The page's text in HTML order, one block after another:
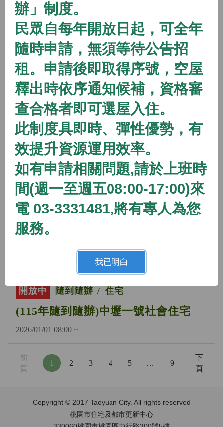
開放中 隨到隨辦
(115年隨到隨辦)八德二號社會住宅
2026/01/01 08:00 ~
開放中 隨到隨辦 住宅
(115年隨到隨辦)八德三號社會住宅
2026/01/01 08:00 ~
開放中 隨到隨辦 住宅
(115年隨到隨辦)蘆竹一號社會住宅
2026/01/01 08:00 ~
開放中
開放中 隨到隨辦 住宅
(115年隨到隨辦)中壢一號社會住宅
2026/01/01 08:00 ~
前
頁
1 2 3 4 5 … 9
下
頁
Copyright © 2017 Taoyuan City. All rights reserved
桃園市住宅及都市更新中心
辦」制度。
民眾自每年開放日起，可全年
隨時申請，無須等待公告招
租。申請後即取得序號，空屋
釋出時依序通知候補，資格審
查合格者即可選屋入住。
此制度具即時、彈性優勢，有
效提升資源運用效率。
如有申請相關問題,請於上班時
間(週一至週五08:00-17:00)來
電 03-3331481,將有專人為您
服務。
我已明白